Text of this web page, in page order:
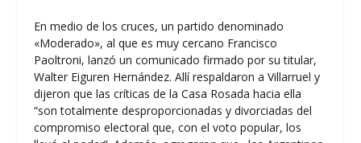
En medio de los cruces, un partido denominado
«Moderado», al que es muy cercano Francisco
Paoltroni, lanzó un comunicado firmado por su titular,
Walter Eiguren Hernández. Allí respaldaron a Villarruel y
dijeron que las críticas de la Casa Rosada hacia ella
“son totalmente desproporcionadas y divorciadas del
compromiso electoral que, con el voto popular, los